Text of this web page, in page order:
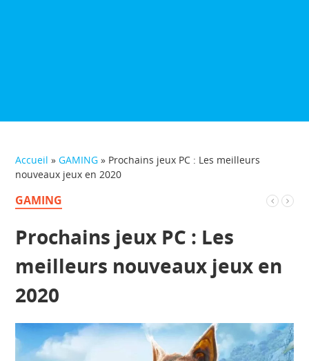
Accueil »GAMING » Prochains jeux PC : Les meilleurs
nouveaux jeux en 2020
GAMING
Prochains jeux PC : Les
meilleurs nouveaux jeux en
2020